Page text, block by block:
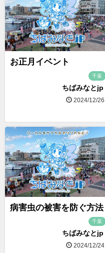
お正月イベント
千葉
ちばみなとjp
2024/12/26
病害虫の被害を防ぐ方法
千葉
ちばみなとjp
2024/12/24